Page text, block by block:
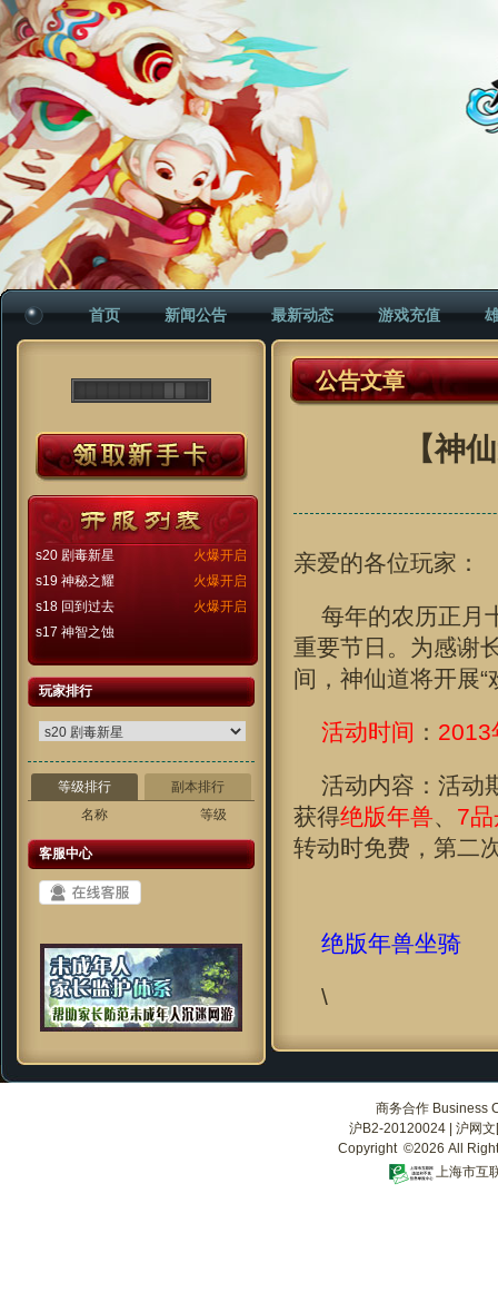
首页 新闻公告 最新动态 游戏充值
火爆开启
s20 剧毒新星
火爆开启
s19 神秘之耀
火爆开启
s18 回到过去
s17 神智之蚀
玩家排行
等级排行
副本排行
名称
等级
客服中心
公告文章
【神
亲爱的各位玩家：
每年的农历正月
重要节日。为感谢
间，神仙道将开展
活动时间 ： 2013
活动内容：活动
获得绝版年兽、 7
转动时免费，第二
绝版年兽坐骑
\
商务合作 Business
沪B2-20120024
沪网
Copyright ©2026 All
上海市互